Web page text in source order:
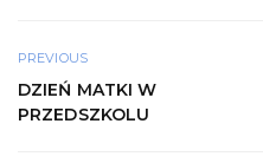
PREVIOUS
DZIEŃ MATKI W
PRZEDSZKOLU